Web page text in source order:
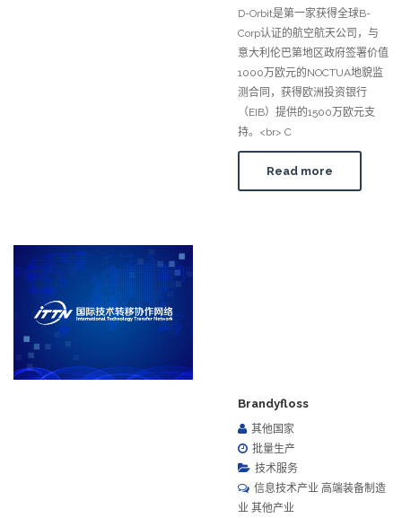
D-Orbit是第一家获得全球B-
Corp认证的航空航天公司，与
意大利伦巴第地区政府签署价值
1000万欧元的NOCTUA地貌监
测合同，获得欧洲投资银行
（EIB）提供的1500万欧元支
持。<br> C
Read more
Brandyfloss
其他国家
批量生产
技术服务
信息技术产业 高端装备制造
业 其他产业